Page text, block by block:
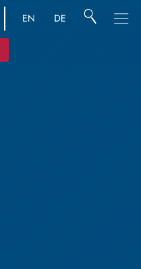
EN DE